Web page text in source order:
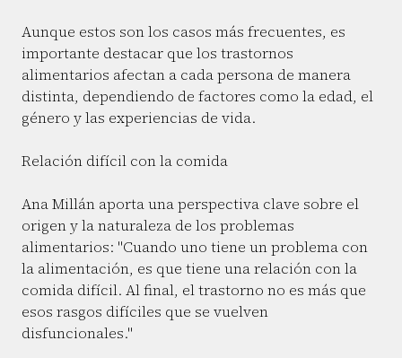
Aunque estos son los casos más frecuentes, es
importante destacar que los trastornos
alimentarios afectan a cada persona de manera
distinta, dependiendo de factores como la edad, el
género y las experiencias de vida.
Relación difícil con la comida
Ana Millán aporta una perspectiva clave sobre el
origen y la naturaleza de los problemas
alimentarios: "Cuando uno tiene un problema con
la alimentación, es que tiene una relación con la
comida difícil. Al final, el trastorno no es más que
esos rasgos difíciles que se vuelven
disfuncionales."